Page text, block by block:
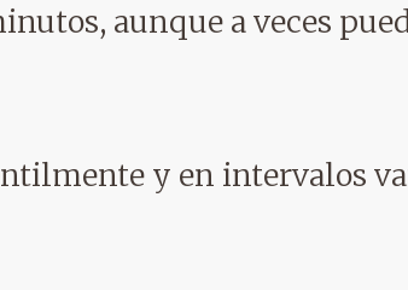
aunque a veces
y en intervalos